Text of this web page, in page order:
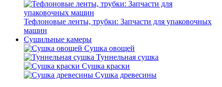
Тефлоновые ленты, трубки: Запчасти для упаковочных
машин
Сушильные камеры
Сушка овощей
Туннельная сушка
Сушка краски
Сушка древесины